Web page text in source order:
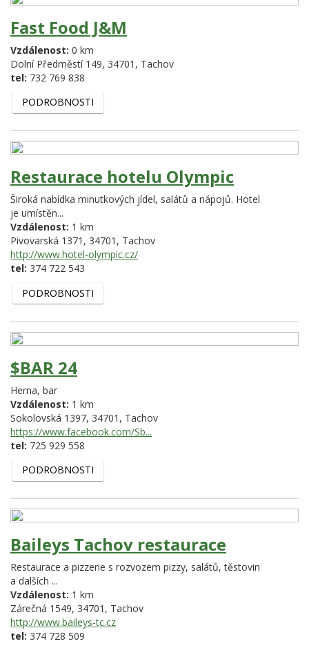
Fast Food J&M
Vzdálenost: 0 km
Dolní Předměstí 149, 34701, Tachov
tel: 732 769 838
PODROBNOSTI
Restaurace hotelu Olympic
Široká nabídka minutkových jídel, salátů a nápojů. Hotel
je umístěn...
Vzdálenost: 1 km
Pivovarská 1371, 34701, Tachov
http://www.hotel-olympic.cz/
tel: 374 722 543
PODROBNOSTI
$BAR 24
Herna, bar
Vzdálenost: 1 km
Sokolovská 1397, 34701, Tachov
https://www.facebook.com/Sb...
tel: 725 929 558
PODROBNOSTI
Baileys Tachov restaurace
Restaurace a pizzerie s rozvozem pizzy, salátů, těstovin
a dalších ...
Vzdálenost: 1 km
Zárečná 1549, 34701, Tachov
http://www.baileys-tc.cz
tel: 374 728 509